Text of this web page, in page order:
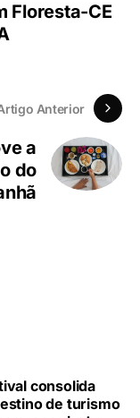
Floresta-CE
Anterior
a
do
consolida
de turismo